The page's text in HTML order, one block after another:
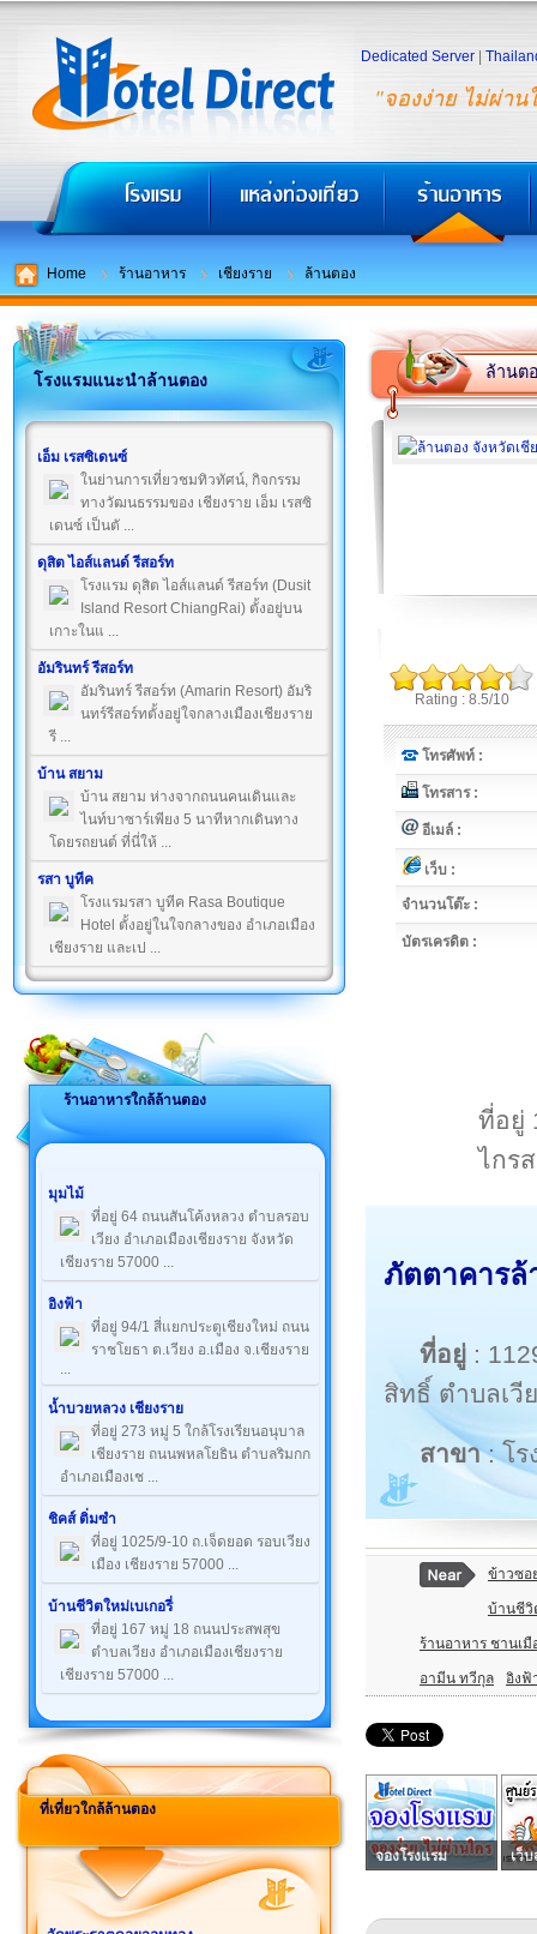
"จองง่าย ไม่ผ่าน
Dedicated Server
Home ร้านอาหาร เชียงราย ล้านตอง
โรงแรมแนะนำล้านตอง
เอ็ม เรสซิเดนซ์
ในย่านการเที่ยวชมทิวทัศน์, กิจกรรม
ทางวัฒนธรรมของ เชียงราย เอ็ม เรสซิ
เดนซ์ เป็นตั ...
ดุสิต ไอส์แลนด์ รีสอร์ท
โรงแรม ดุสิต ไอส์แลนด์ รีสอร์ท (Dusit
Island Resort ChiangRai) ตั้งอยู่บน
เกาะในแ ...
อัมรินทร์ รีสอร์ท
อัมรินทร์ รีสอร์ท (Amarin Resort) อัมริ
นทร์รีสอร์ทตั้งอยู่ใจกลางเมืองเชียงราย
รี ...
บ้าน สยาม
บ้าน สยาม ห่างจากถนนคนเดินและ
ไนท์บาซาร์เพียง 5 นาทีหากเดินทาง
โดยรถยนต์ ที่นี่ให้ ...
รสา บูทีค
โรงแรมรสา บูทีค Rasa Boutique
Hotel ตั้งอยู่ในใจกลางของ อำเภอเมือง
เชียงราย และเป ...
ร้านอาหารใกล้ล้านตอง
มุมไม้
ที่อยู่ 64 ถนนสันโค้งหลวง ตำบลรอบ
เวียง อำเภอเมืองเชียงราย จังหวัด
เชียงราย 57000 ...
อิงฟ้า
ที่อยู่ 94/1 สี่แยกประตูเชียงใหม่ ถนน
ราชโยธา ต.เวียง อ.เมือง จ.เชียงราย
...
น้ำบวยหลวง เชียงราย
ที่อยู่ 273 หมู่ 5 ใกล้โรงเรียนอนุบาล
เชียงราย ถนนพหลโยธิน ตำบลริมกก
อำเภอเมืองเช ...
ชิคส์ ติ่มซำ
ที่อยู่ 1025/9-10 ถ.เจ็ดยอด รอบเวียง
เมือง เชียงราย 57000 ...
บ้านชีวิตใหม่เบเกอรี่
ที่อยู่ 167 หมู่ 18 ถนนประสพสุข
ตำบลเวียง อำเภอเมืองเชียงราย
เชียงราย 57000 ...
ที่เที่ยวใกล้ล้านตอง
ล้านต
Rating : 8.5/10
โทรศัพท์ :
โทรสาร :
อีเมล์ :
เว็บ :
จำนวนโต๊ะ :
บัตรเครดิต :
ที่อยู่
ไกร
ภัตตาคารล้
ที่อยู่ :
สิทธิ์ ตำบลเวี
สาขา: โร
ข้าวซอ
บ้านชีวิ
ร้านอาหาร ชานเ
อามีน ทวีกุล อิงฟ้
จองโรงแรม เว็บ